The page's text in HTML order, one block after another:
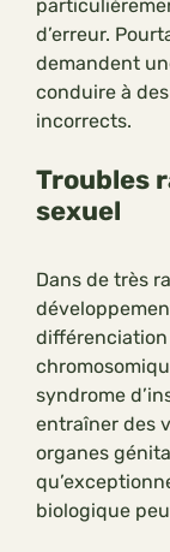
d’erreur.
demandent
conduire à
incorrects.
Troubles
sexuel
Dans de très
différenciation
syndrome
entraîner des
organes
biologique